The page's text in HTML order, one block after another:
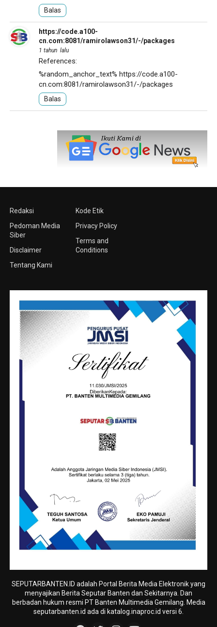
Balas
https://code.a100-
cn.com:8081/ramirolawson31/-/packages
1 tahun lalu
References:
%random_anchor_text% https://code.a100-
cn.com:8081/ramirolawson31/-/packages
Balas
Redaksi
Pedoman Media
Siber
Disclaimer
Tentang Kami
Kode Etik
Privacy Policy
Terms and
Conditions
SEPUTARBANTEN.ID adalah Portal Berita Media Elektronik yang
menyajikan Berita Seputar Banten dan Sekitarnya. Dan
berbadan hukum resmi PT Banten Multimedia Gemilang. Media
seputarbanten.id ada di katalog.inaproc.id versi 6.